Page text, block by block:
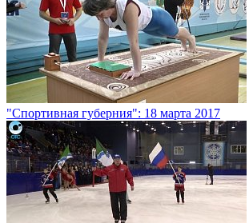
"Спортивная губерния": 18 марта 2017